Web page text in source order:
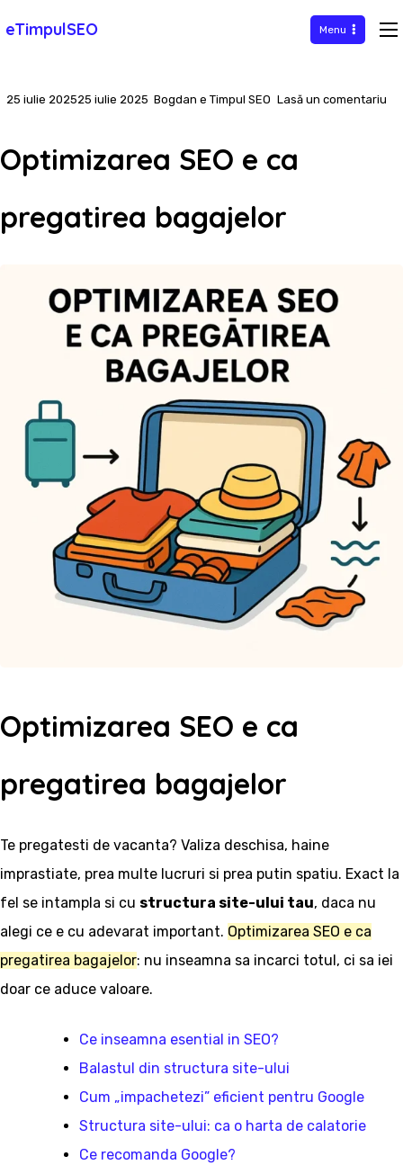
eTimpulSEO Menu
25 iulie 202525 iulie 2025 Bogdan e Timpul SEO Lasă un comentariula
Optimizarea SEO e ca
pregatirea bagajelor
Optimizarea SEO e ca
pregatirea bagajelor
Te pregatesti de vacanta? Valiza deschisa, haine
imprastiate, prea multe lucruri si prea putin spatiu. Exact la
fel se intampla si cu structura site-ului tau, daca nu
alegi ce e cu adevarat important. Optimizarea SEO e ca
pregatirea bagajelor: nu inseamna sa incarci totul, ci sa iei
doar ce aduce valoare.
Ce inseamna esential in SEO?
Balastul din structura site-ului
Cum „impachetezi” eficient pentru Google
Structura site-ului: ca o harta de calatorie
Ce recomanda Google?